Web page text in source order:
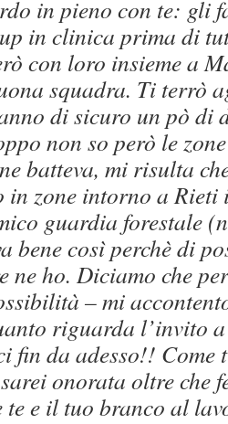
in pieno con te: gli
in clinica prima di
con loro insieme a
squadra. Ti terrò
di sicuro un pò di
non so però le
batteva, mi risulta
in zone intorno a Rieti
guardia forestale
bene così perchè di
ne ho. Diciamo che
– mi
riguarda l’invito
fin da adesso!! Come
onorata oltre che
te e il tuo branco al